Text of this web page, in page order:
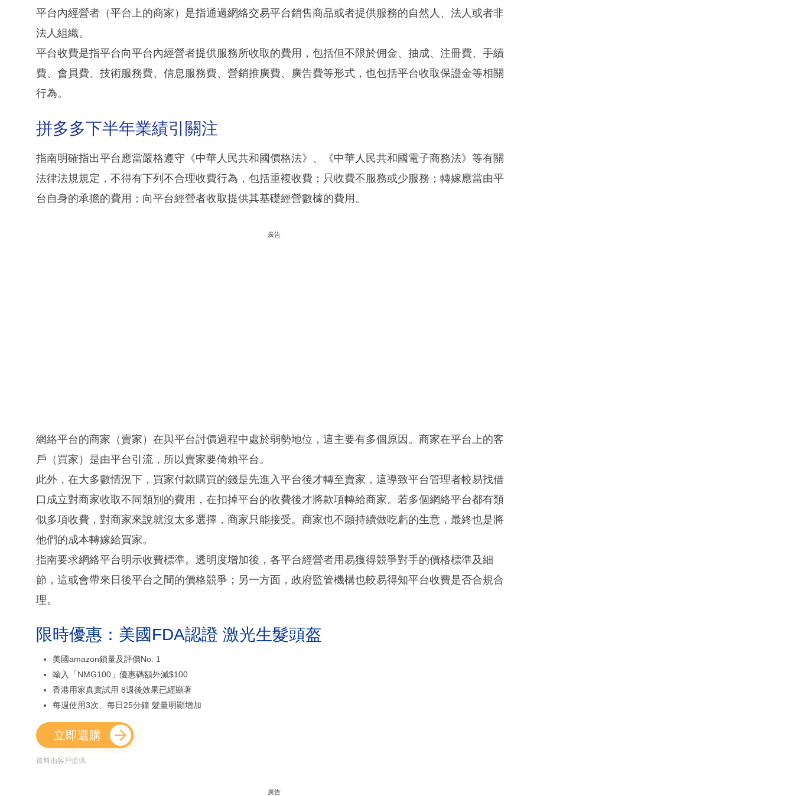
平台內經營者（平台上的商家）是指通過網絡交易平台銷售商品或者提供服務的自然人、法人或者非
法人組織。
平台收費是指平台向平台內經營者提供服務所收取的費用，包括但不限於佣金、抽成、注冊費、手續
費、會員費、技術服務費、信息服務費、營銷推廣費、廣告費等形式，也包括平台收取保證金等相關
行為。
拼多多下半年業績引關注
指南明確指出平台應當嚴格遵守《中華人民共和國價格法》、《中華人民共和國電子商務法》等有關
法律法規規定，不得有下列不合理收費行為，包括重複收費；只收費不服務或少服務；轉嫁應當由平
台自身的承擔的費用；向平台經營者收取提供其基礎經營數㯫的費用。
廣告
網絡平台的商家（賣家）在與平台討價過程中處於弱勢地位，這主要有多個原因。商家在平台上的客
戶（買家）是由平台引流，所以賣家要倚賴平台。
此外，在大多數情況下，買家付款購買的錢是先進入平台後才轉至賣家，這導致平台管理者較易找借
口成立對商家收取不同類別的費用，在扣掉平台的收費後才將款項轉給商家。若多個網絡平台都有類
似多項收費，對商家來說就沒太多選擇，商家只能接受。商家也不願持續做吃虧的生意，最終也是將
他們的成本轉嫁給買家。
指南要求網絡平台明示收費標準。透明度增加後，各平台經營者用易獲得競爭對手的價格標準及細
節，這或會帶來日後平台之間的價格競爭；另一方面，政府監管機構也較易得知平台收費是否合規合
理。
限時優惠：美國FDA認證 激光生髮頭盔
美國amazon鎖量及評價No. 1
輸入「NMG100」優惠碼額外減$100
香港用家真實試用 8週後效果已經顯著
每週使用3次、每日25分鐘 髮量明顯增加
立即選購
資料由客戶提供
廣告